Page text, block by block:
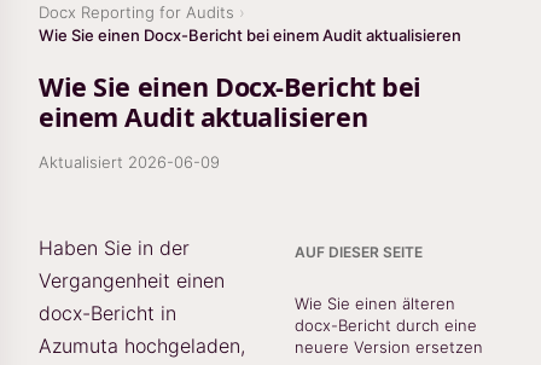
Docx Reporting for Audits
Wie Sie einen Docx-Bericht bei einem Audit aktualisieren
Wie Sie einen Docx-Bericht bei
einem Audit aktualisieren
Aktualisiert 2026-06-09
Haben Sie in der
Vergangenheit einen
docx-Bericht in
Azumuta hochgeladen,
AUF DIESER SEITE
Wie Sie einen älteren
docx-Bericht durch eine
neuere Version ersetzen